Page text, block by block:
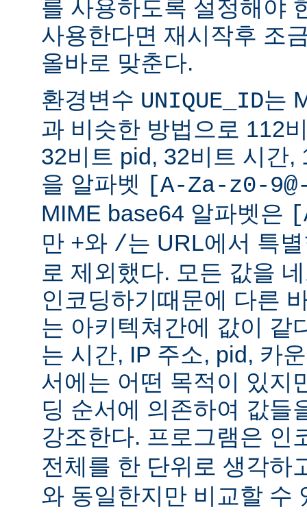
를 사용하도록 설정해야
사용한다면 재시작후 조
올바로 맞춘다.
환경변수 UNIQUE_ID는
과 비슷한 방법으로 112
32비트 pid, 32비트 시간,
을 알파벳
[A-Za-z0-
MIME base64 알파벳은
만 +와 /는 URL에서 특
로 제외했다. 모든 값을
인코딩하기때문에 다른
는 아키텍쳐간에 값이 같
는 시간, IP 주소, pid, 카
서에는 어떤 목적이 있지
딩 순서에 의존하여 값들
강조한다. 프로그램은 인
전체를 한 단위로 생각하
와 동일한지만 비교할 수